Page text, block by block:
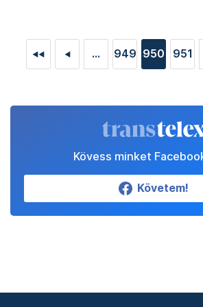
◄◄ ◄ ... 949 950 951
Kövess minket
Követem!